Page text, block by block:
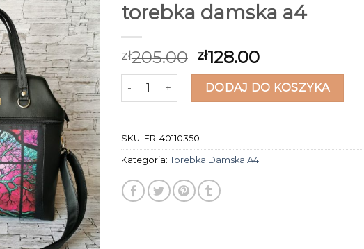
torebka damska a4
zł205.00 zł128.00
ilość torebka damska a4DODAJ DO KOSZYKA
SKU: FR-40110350
Kategoria: Torebka Damska A4